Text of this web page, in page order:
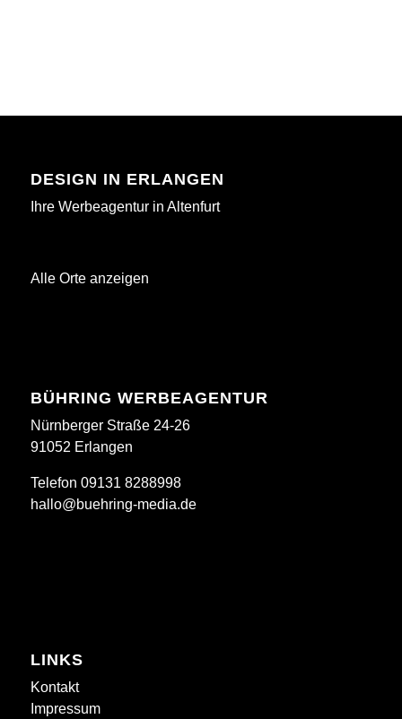
DESIGN IN ERLANGEN
Ihre Werbeagentur in Altenfurt
Alle Orte anzeigen
BÜHRING WERBEAGENTUR
Nürnberger Straße 24-26
91052 Erlangen
Telefon 09131 8288998
hallo@buehring-media.de
LINKS
Kontakt
Impressum